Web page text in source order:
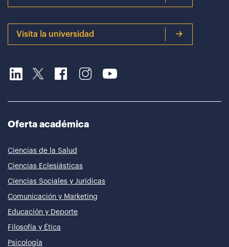
Visita la universidad
Oferta académica
Ciencias de la Salud
Ciencias Eclesiásticas
Ciencias Sociales y Jurídicas
Comunicación y Marketing
Educación y Deporte
Filosofía y Ética
Psicología